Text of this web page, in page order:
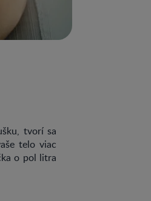
tvorí sa
telo viac
o pol litra